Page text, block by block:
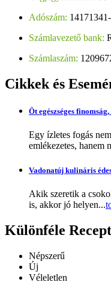
Adószám:
Számlavezető bank:
Számlaszám:
Cikkek és
Öt egészséges
Egy ízletes fogás
emlékezetes, hanem
Vadonatúj kulináris
Akik szeretik a
is, akkor jó helyen...
Különféle
Népszerű
Új
Véleletlen